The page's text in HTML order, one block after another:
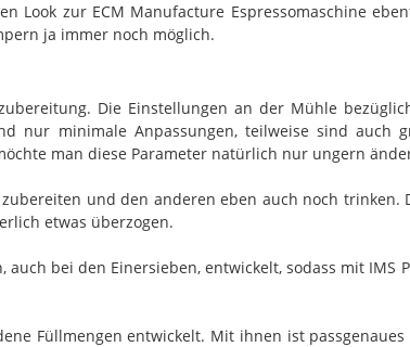
Look zur ECM Manufacture Espressomaschine
ja immer noch möglich.
Die Einstellungen an der Mühle
nur minimale Anpassungen, teilweise sind auch
man diese Parameter natürlich nur ungern
und den anderen eben auch noch trinken.
etwas überzogen.
bei den Einersieben, entwickelt, sodass mit IMS
Füllmengen entwickelt. Mit ihnen ist